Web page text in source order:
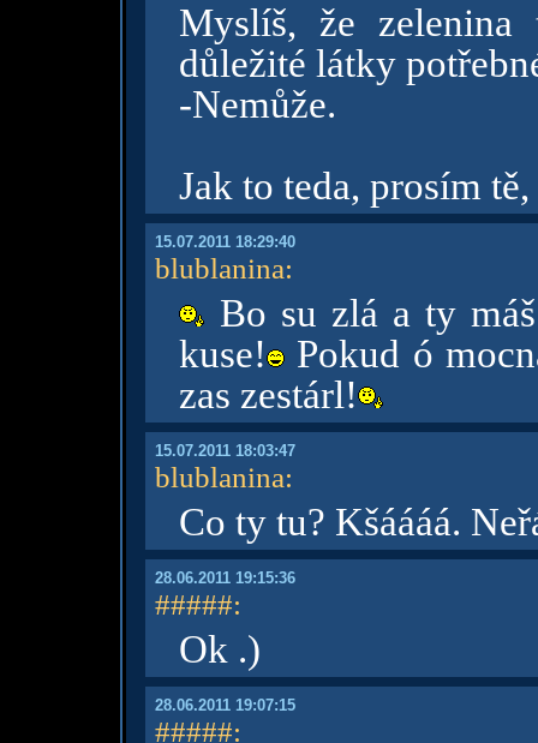
Myslíš, že zelenina
důležité látky
-Nemůže.
Jak to teda, prosím
15.07.2011 18:29:40
blublanina:
Bo su zlá a ty
kuse! Pokud ó
zas zestárl!
15.07.2011 18:03:47
blublanina:
Co ty tu? Kšáááá.
28.06.2011 19:15:36
#####:
Ok .)
28.06.2011 19:07:15
#####: